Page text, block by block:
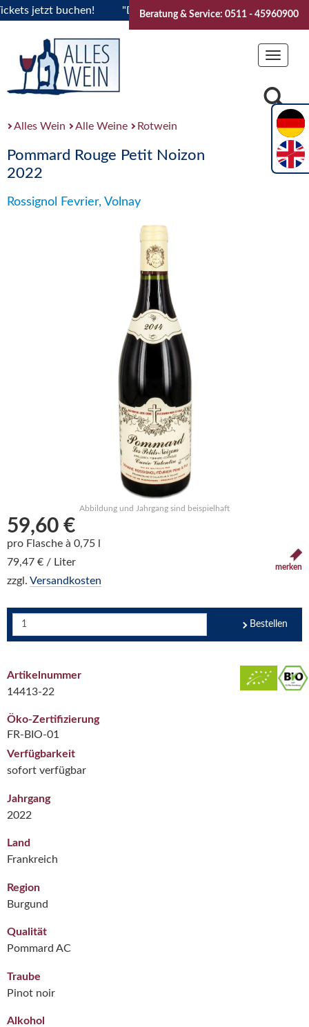
jetzt buchen! "Das Sommerfest 2026" Vive la
Beratung & Service: 0511 - 45960900
Toggle
Alles Wein Alle Weine Rotwein
Pommard Rouge Petit Noizon
2022
Rossignol Fevrier, Volnay
Abbildung und Jahrgang sind beispielhaft
59,60 €
pro Flasche à 0,75 l
79,47 € / Liter
zzgl. Versandkosten
merken
Bestellen
Artikelnummer
14413-22
Öko-Zertifizierung
FR-BIO-01
Verfügbarkeit
sofort verfügbar
Jahrgang
2022
Land
Frankreich
Region
Burgund
Qualität
Pommard AC
Traube
Pinot noir
Alkohol